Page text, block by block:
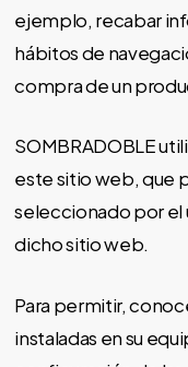
ejemplo, recabar
hábitos de
compra de un
SOMBRADOBLE
este sitio web, que
seleccionado por el
dicho sitio web.
Para permitir,
instaladas en su